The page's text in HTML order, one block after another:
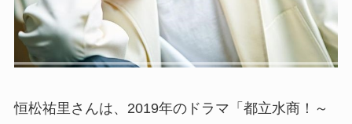
恒松祐里さんは、2019年のドラマ「都立水商！～